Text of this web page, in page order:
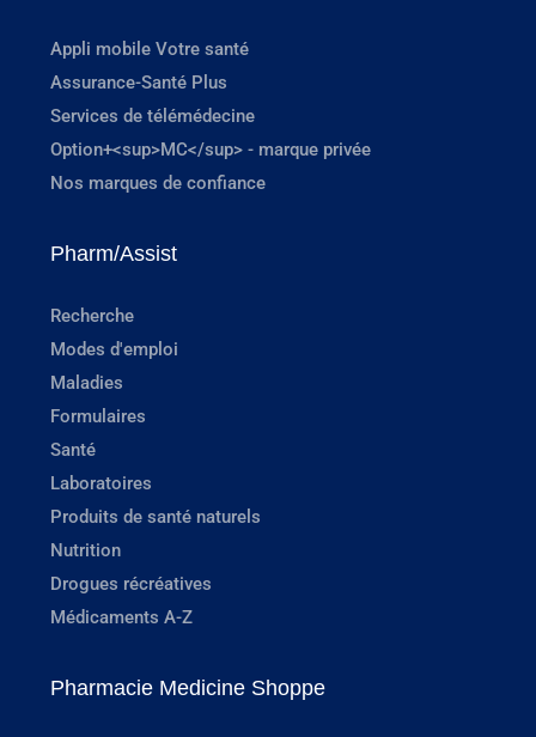
Appli mobile Votre santé
Assurance-Santé Plus
Services de télémédecine
Option+<sup>MC</sup> - marque privée
Nos marques de confiance
Pharm/Assist
Recherche
Modes d'emploi
Maladies
Formulaires
Santé
Laboratoires
Produits de santé naturels
Nutrition
Drogues récréatives
Médicaments A-Z
Pharmacie Medicine Shoppe